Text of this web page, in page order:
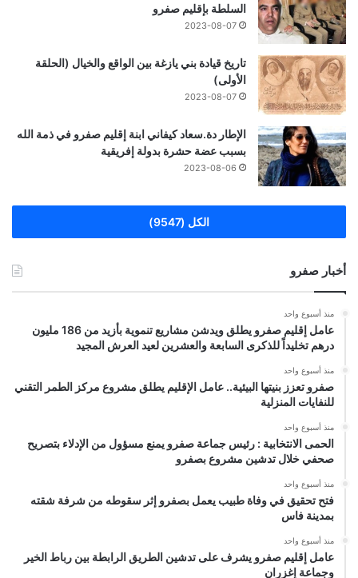
السلطة بإقليم صفرو
2023-08-07
تاريخ قيادة بني يازغة بين الواقع والخيال (الحلقة
الأولى)
2023-08-07
الإطار دة.سعاد كيفاني ابنة إقليم صفرو في ذمة الله
بسبب عضة حشرة بدولة إفريقية
2023-08-06
الكل (9547)
أخبار صفرو
منذ أسبوع واحد
عامل إقليم صفرو يطلق ويدشن مشاريع تنموية بأزيد من 186 مليون
درهم تخليداً للذكرى السابعة والعشرين لعيد العرش المجيد
منذ أسبوع واحد
صفرو تعزز بنيتها البيئية.. عامل الإقليم يطلق مشروع مركز الطمر التقني
للنفايات المنزلية
منذ أسبوع واحد
الحمى الانتخابية : رئيس جماعة صفرو يمنع مسؤول من الإدلاء بتصريح
صحفي خلال تدشين مشروع بصفرو
منذ أسبوع واحد
فتح تحقيق في وفاة طبيب يعمل بصفرو إثر سقوطه من شرفة شقته
بمدينة فاس
منذ أسبوع واحد
عامل إقليم صفرو يشرف على تدشين الطريق الرابطة بين رباط الخير
وجماعة إغزران